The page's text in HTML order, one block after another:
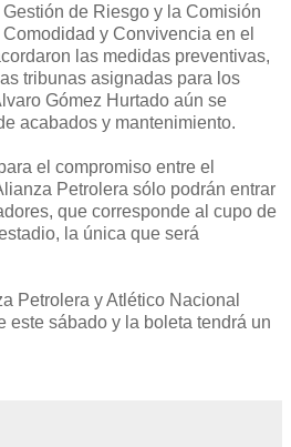
de Riesgo y la Comisión
y Convivencia en el
las medidas preventivas,
tribunas asignadas para los
Gómez Hurtado aún se
acabados y mantenimiento.
el compromiso entre el
Petrolera sólo podrán entrar
que corresponde al cupo de
la única que será
Petrolera y Atlético Nacional
este sábado y la boleta tendrá un